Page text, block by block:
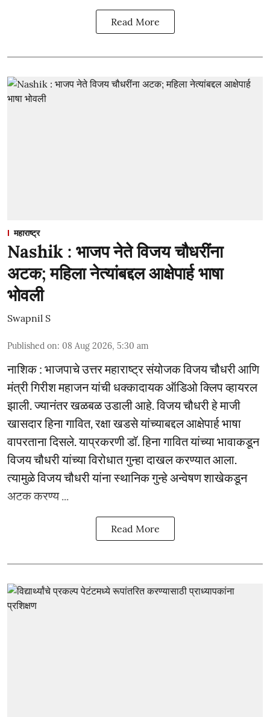
Read More
महाराष्ट्र
Nashik : भाजप नेते विजय चौधरींना
अटक; महिला नेत्यांबद्दल आक्षेपार्ह भाषा
भोवली
Swapnil S
Published on: 08 Aug 2026, 5:30 am
नाशिक : भाजपाचे उत्तर महाराष्ट्र संयोजक विजय चौधरी आणि
मंत्री गिरीश महाजन यांची धक्कादायक ऑडिओ क्लिप व्हायरल
झाली. ज्यानंतर खळबळ उडाली आहे. विजय चौधरी हे माजी
खासदार हिना गावित, रक्षा खडसे यांच्याबद्दल आक्षेपार्ह भाषा
वापरताना दिसले. याप्रकरणी डॉ. हिना गावित यांच्या भावाकडून
विजय चौधरी यांच्या विरोधात गुन्हा दाखल करण्यात आला.
त्यामुळे विजय चौधरी यांना स्थानिक गुन्हे अन्वेषण शाखेकडून
अटक करण्य ...
Read More